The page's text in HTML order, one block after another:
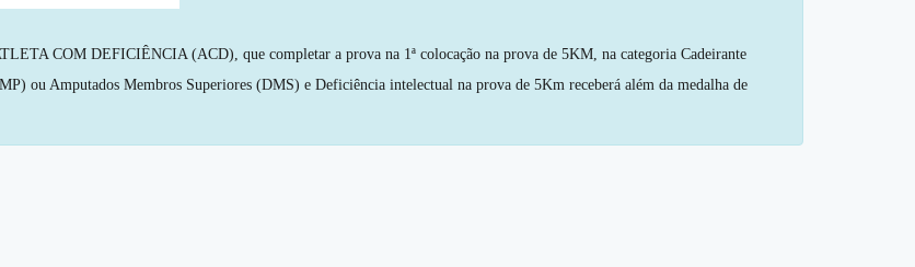
COM DEFICIÊNCIA (ACD), que completar a prova na 1ª colocação na prova de 5KM, na categoria Cadeirante
ou Amputados Membros Superiores (DMS) e Deficiência intelectual na prova de 5Km receberá além da medalha de